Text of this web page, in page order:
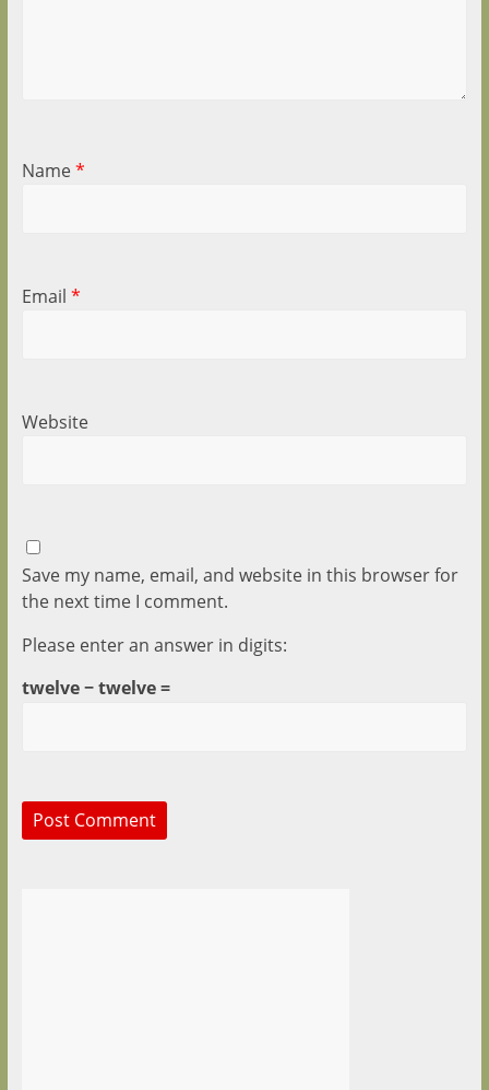
Name*
Email *
Website
Save my name, email, and website in this browser for
the next time I comment.
Please enter an answer in digits:
twelve − twelve =